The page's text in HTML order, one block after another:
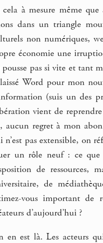
à mesure même
dans un triangle
non numériques,
économie une
pousse pas si vite et tant
Word pour mon
(suis un des
vient de
aucun regret à mon
n’est pas extensible, on
un rôle neuf : ce que
de ressources,
de
vous important de
d’aujourd’hui ?
en est là. Les acteurs